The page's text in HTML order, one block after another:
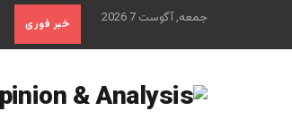
جمعه, آگوست 7 2026 خبر فوری